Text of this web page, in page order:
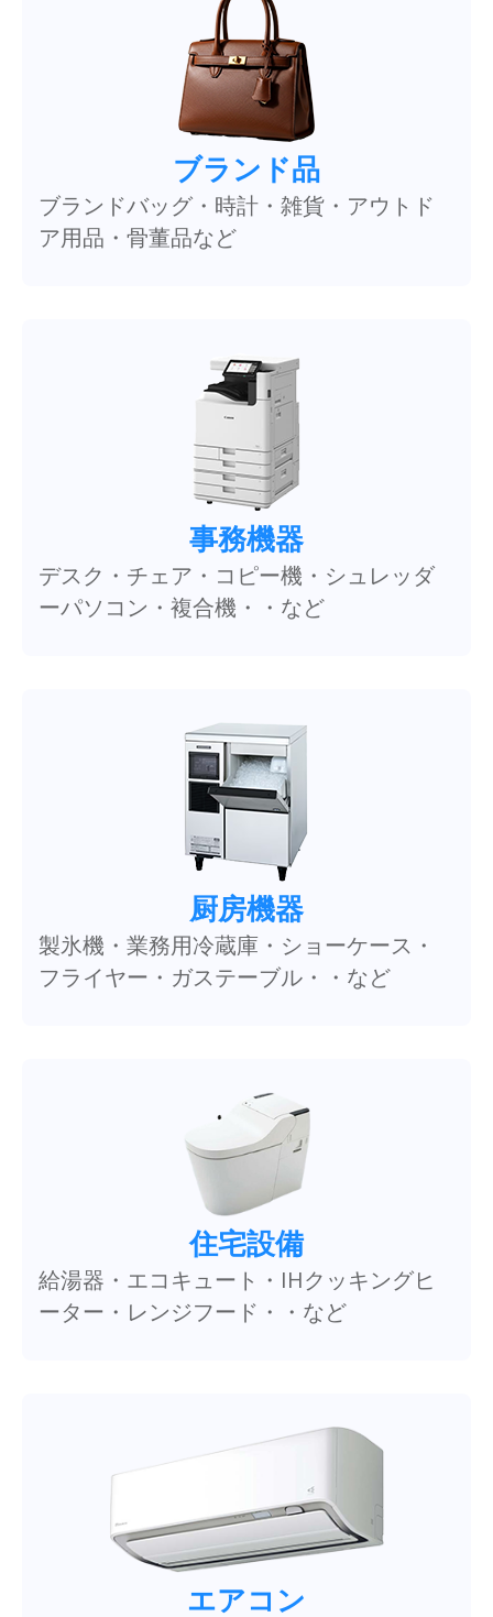
ブランド品
ブランドバッグ・時計・雑貨・アウトド
ア用品・骨董品など
事務機器
デスク・チェア・コピー機・シュレッダ
ーパソコン・複合機・・など
厨房機器
製氷機・業務用冷蔵庫・ショーケース・
フライヤー・ガステーブル・・など
住宅設備
給湯器・エコキュート・IHクッキングヒ
ーター・レンジフード・・など
エアコン